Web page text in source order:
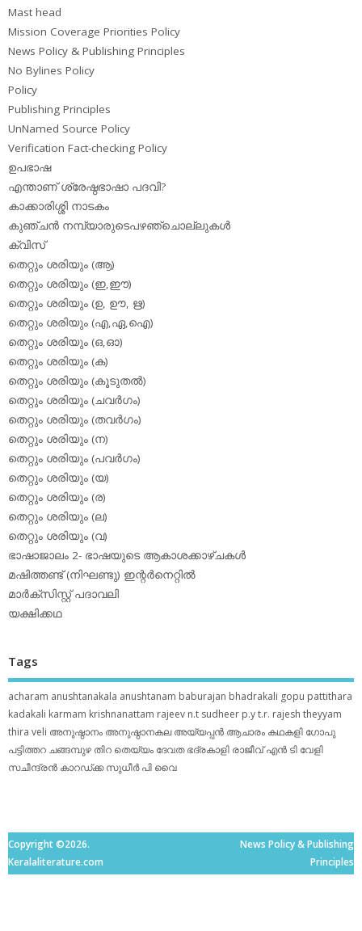
Mast head
Mission Coverage Priorities Policy
News Policy & Publishing Principles
No Bylines Policy
Policy
Publishing Principles
UnNamed Source Policy
Verification Fact-checking Policy
ഉപഭാഷ
എന്താണ് ശ്രേഷ്ഠഭാഷാ പദവി?
കാക്കാരിശ്ശി നാടകം
കുഞ്ചന്‍ നമ്പ്യാരുടെപഴഞ്ചൊല്ലുകള്‍
ക്വിസ്
തെറ്റും ശരിയും (ആ)
തെറ്റും ശരിയും (ഇ,ഈ)
തെറ്റും ശരിയും (ഉ, ഊ, ഋ)
തെറ്റും ശരിയും (എ,ഏ,ഐ)
തെറ്റും ശരിയും (ഒ,ഓ)
തെറ്റും ശരിയും (ക)
തെറ്റും ശരിയും (കൂടുതല്‍)
തെറ്റും ശരിയും (ചവര്‍ഗം)
തെറ്റും ശരിയും (തവര്‍ഗം)
തെറ്റും ശരിയും (ന)
തെറ്റും ശരിയും (പവര്‍ഗം)
തെറ്റും ശരിയും (യ)
തെറ്റും ശരിയും (ര)
തെറ്റും ശരിയും (ല)
തെറ്റും ശരിയും (വ)
ഭാഷാജാലം 2- ഭാഷയുടെ ആകാശക്കാഴ്ചകള്‍
മഷിത്തണ്ട് (നിഘണ്ടു) ഇന്റര്‍നെറ്റില്‍
മാര്‍ക്‌സിസ്റ്റ് പദാവലി
യക്ഷിക്കഥ
Tags
acharam anushtanakala anushtanam baburajan bhadrakali gopu pattithara
kadakali karmam krishnanattam rajeev n.t sudheer p.yt.r. rajesh theyyam
thira veli അനുഷ്ഠാനം അനുഷ്ഠാനകല അയ്യപ്പന്‍ ആചാരം കഥകളി ഗോപു
പട്ടിത്തറ ചങ്ങമ്പുഴ തിറ തെയ്യം ദേവത ഭദ്രകാളി രാജീവ് എൻ ടി വേളി
സചീന്ദ്രന്‍ കാറഡ്ക്ക സുധീര്‍ പി വൈ
Copyright ©2026.
Keralaliterature.com
News Policy & Publishing
Principles